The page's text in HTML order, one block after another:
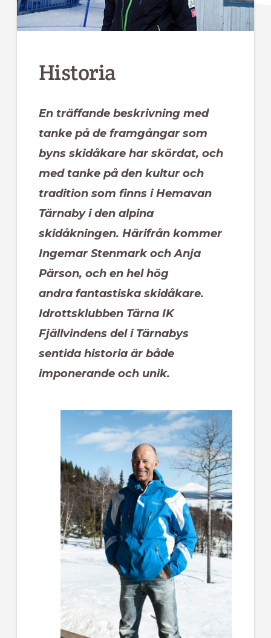
Historia
En träffande beskrivning med
tanke på de framgångar som
byns skidåkare har skördat, och
med tanke på den kultur och
tradition som finns i Hemavan
Tärnaby i den alpina
skidåkningen. Härifrån kommer
Ingemar Stenmark och Anja
Pärson, och en hel hög
andra fantastiska skidåkare.
Idrottsklubben Tärna IK
Fjällvindens del i Tärnabys
sentida historia är både
imponerande och unik.